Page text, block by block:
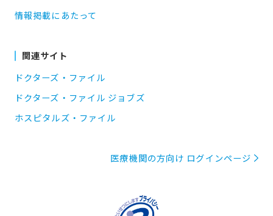
情報掲載にあたって
関連サイト
ドクターズ・ファイル
ドクターズ・ファイル ジョブズ
ホスピタルズ・ファイル
医療機関の方向け ログインページ